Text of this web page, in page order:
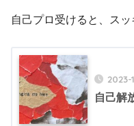
自己プロ受けると、スッ
2023-
自己解